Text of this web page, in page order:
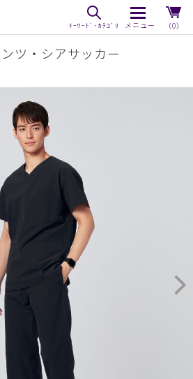
（0）
ツ・シアサッカー